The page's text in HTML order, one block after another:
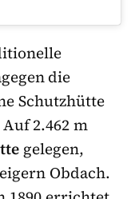
die
Schutzhütte
2.462 m
gelegen,
Obdach.